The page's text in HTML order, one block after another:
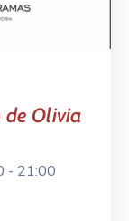
de Olivia
- 21:00